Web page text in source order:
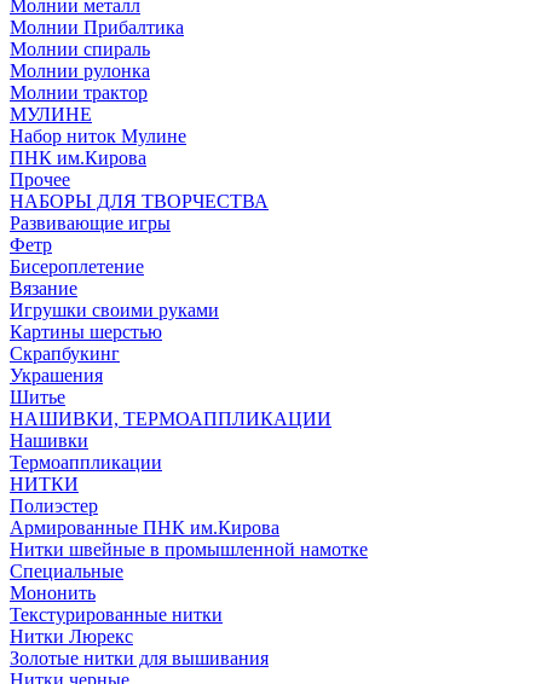
Молнии металл
Молнии Прибалтика
Молнии спираль
Молнии рулонка
Молнии трактор
МУЛИНЕ
Набор ниток Мулине
ПНК им.Кирова
Прочее
НАБОРЫ ДЛЯ ТВОРЧЕСТВА
Развивающие игры
Фетр
Бисероплетение
Вязание
Игрушки своими руками
Картины шерстью
Скрапбукинг
Украшения
Шитье
НАШИВКИ, ТЕРМОАППЛИКАЦИИ
Нашивки
Термоаппликации
НИТКИ
Полиэстер
Армированные ПНК им.Кирова
Нитки швейные в промышленной намотке
Специальные
Мононить
Текстурированные нитки
Нитки Люрекс
Золотые нитки для вышивания
Нитки черные